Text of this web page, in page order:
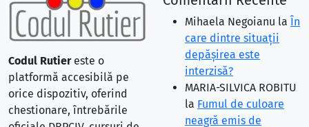
Codul Rutiereste o
platformă accesibilă pe
orice dispozitiv, oferind
chestionare, întrebările
Mihaela Negoianu la În
care dintre situaţii
depăşirea este
interzisă?
MARIA-SILVICA ROBITU
la Fumul de culoare
neagră emis de